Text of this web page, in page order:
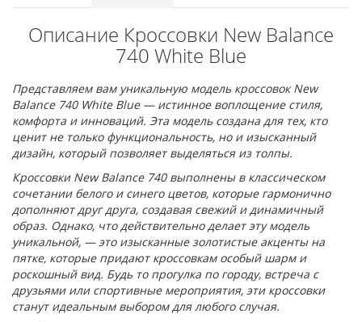
Описание Кроссовки New Balance
740 White Blue
Представляем вам уникальную модель кроссовок New
Balance 740 White Blue — истинное воплощение стиля,
комфорта и инноваций. Эта модель создана для тех, кто
ценит не только функциональность, но и изысканный
дизайн, который позволяет выделяться из толпы.
Кроссовки New Balance 740 выполнены в классическом
сочетании белого и синего цветов, которые гармонично
дополняют друг друга, создавая свежий и динамичный
образ. Однако, что действительно делает эту модель
уникальной, — это изысканные золотистые акценты на
пятке, которые придают кроссовкам особый шарм и
роскошный вид. Будь то прогулка по городу, встреча с
друзьями или спортивные мероприятия, эти кроссовки
станут идеальным выбором для любого случая.